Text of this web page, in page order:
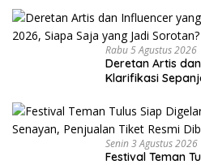
Rabu 5 Agustus 2026
Deretan Artis
Klarifikasi
Senin 3 Agustus 2026
Festival Teman